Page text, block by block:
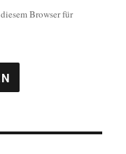
Browser für